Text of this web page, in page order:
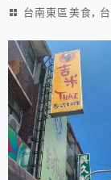
台南東區美食,